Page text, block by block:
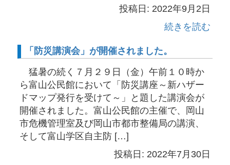
投稿日: 2022年9月2日
続きを読む
「防災講演会」が開催されました。
猛暑の続く７月２９日（金）午前１０時か
ら富山公民館において「防災講座～新ハザー
ドマップ発行を受けて～」と題した講演会が
開催されました。富山公民館の主催で、岡山
市危機管理室及び岡山市都市整備局の講演、
そして富山学区自主防 […]
投稿日: 2022年7月30日